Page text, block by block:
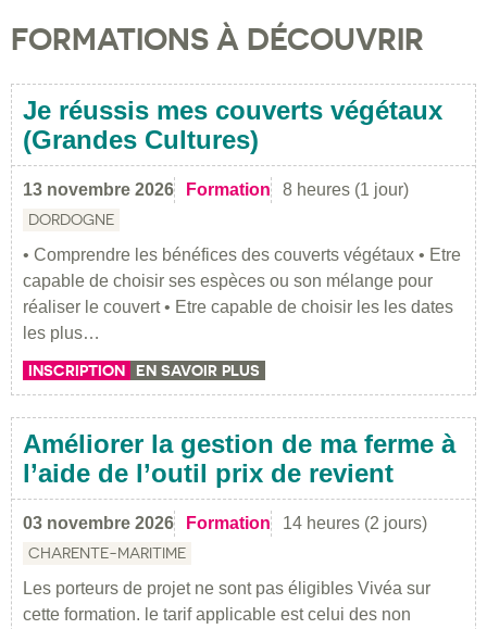
FORMATIONS À DÉCOUVRIR
Je réussis mes couverts végétaux
(Grandes Cultures)
13 novembre 2026 Formation 8 heures (1 jour)
DORDOGNE
• Comprendre les bénéfices des couverts végétaux • Etre
capable de choisir ses espèces ou son mélange pour
réaliser le couvert • Etre capable de choisir les les dates
les plus…
INSCRIPTION EN SAVOIR PLUS
Améliorer la gestion de ma ferme à
l’aide de l’outil prix de revient
03 novembre 2026 Formation 14 heures (2 jours)
CHARENTE-MARITIME
Les porteurs de projet ne sont pas éligibles Vivéa sur
cette formation. le tarif applicable est celui des non